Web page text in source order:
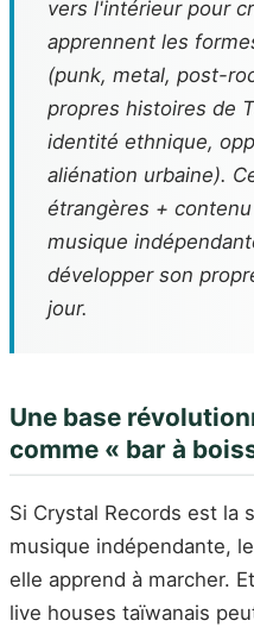
vers l'intérieur pour
apprennent les
(punk, metal, post-
propres histoires de
identité ethnique,
aliénation urbaine).
étrangères +
musique
développer son
jour.
Une base
comme « bar à
Si Crystal Records est la
musique indépendante,
elle apprend à marcher.
live houses taïwanais